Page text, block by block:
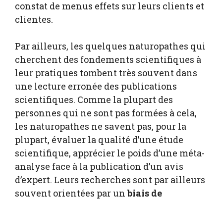
constat de menus effets sur leurs clients et
clientes.
Par ailleurs, les quelques naturopathes qui
cherchent des fondements scientifiques à
leur pratiques tombent très souvent dans
une lecture erronée des publications
scientifiques. Comme la plupart des
personnes qui ne sont pas formées à cela,
les naturopathes ne savent pas, pour la
plupart, évaluer la qualité d’une étude
scientifique, apprécier le poids d’une méta-
analyse face à la publication d’un avis
d’expert. Leurs recherches sont par ailleurs
souvent orientées par unbiais de